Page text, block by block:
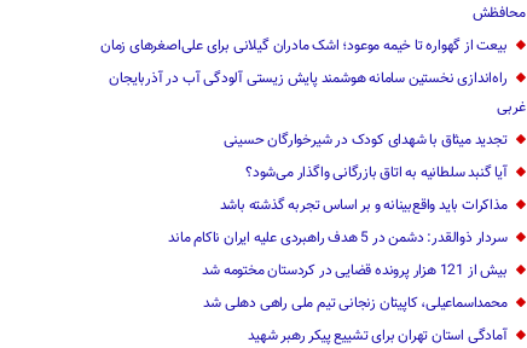
محافظش
بیعت از گهواره تا خیمه موعود؛ اشک مادران گیلانی برای علی‌اصغرهای زمان
راه‌اندازی نخستین سامانه هوشمند پایش زیستی آلودگی آب در آذربایجان
غربی
تجدید میثاق با شهدای کودک در شیرخوارگان حسینی
آیا گنبد سلطانیه به اتاق بازرگانی واگذار می‌شود؟
مذاکرات باید واقع‌بینانه و بر اساس تجربه گذشته باشد
سردار ذوالقدر: دشمن در 5 هدف راهبردی علیه ایران ناکام ماند
بیش از 121 هزار پرونده قضایی در کردستان مختومه شد
محمداسماعیلی، کاپیتان زنجانی تیم ملی راهی دهلی شد
آمادگی استان تهران برای تشییع پیکر رهبر شهید